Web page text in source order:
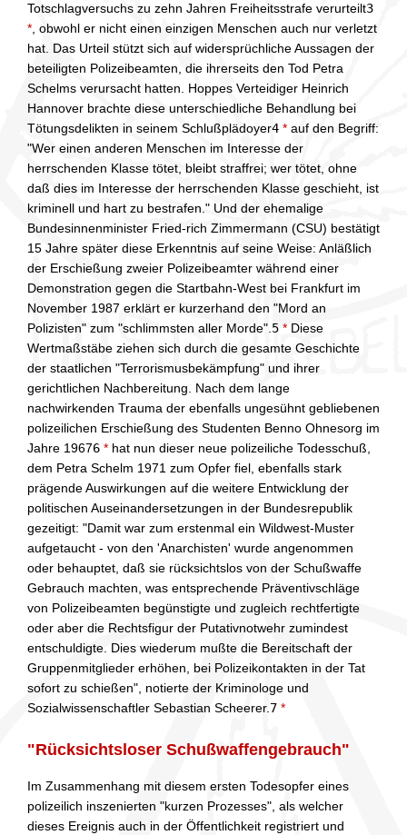
Totschlagversuchs zu zehn Jahren Freiheitsstrafe verurteilt3
*, obwohl er nicht einen einzigen Menschen auch nur verletzt
hat. Das Urteil stützt sich auf widersprüchliche Aussagen der
beteiligten Polizeibeamten, die ihrerseits den Tod Petra
Schelms verursacht hatten. Hoppes Verteidiger Heinrich
Hannover brachte diese unterschiedliche Behandlung bei
Tötungsdelikten in seinem Schlußplädoyer4 * auf den Begriff:
"Wer einen anderen Menschen im Interesse der
herrschenden Klasse tötet, bleibt straffrei; wer tötet, ohne
daß dies im Interesse der herrschenden Klasse geschieht, ist
kriminell und hart zu bestrafen." Und der ehemalige
Bundesinnenminister Fried-rich Zimmermann (CSU) bestätigt
15 Jahre später diese Erkenntnis auf seine Weise: Anläßlich
der Erschießung zweier Polizeibeamter während einer
Demonstration gegen die Startbahn-West bei Frankfurt im
November 1987 erklärt er kurzerhand den "Mord an
Polizisten" zum "schlimmsten aller Morde".5 * Diese
Wertmaßstäbe ziehen sich durch die gesamte Geschichte
der staatlichen "Terrorismusbekämpfung" und ihrer
gerichtlichen Nachbereitung. Nach dem lange
nachwirkenden Trauma der ebenfalls ungesühnt gebliebenen
polizeilichen Erschießung des Studenten Benno Ohnesorg im
Jahre 19676 * hat nun dieser neue polizeiliche Todesschuß,
dem Petra Schelm 1971 zum Opfer fiel, ebenfalls stark
prägende Auswirkungen auf die weitere Entwicklung der
politischen Auseinandersetzungen in der Bundesrepublik
gezeitigt: "Damit war zum erstenmal ein Wildwest-Muster
aufgetaucht - von den 'Anarchisten' wurde angenommen
oder behauptet, daß sie rücksichtslos von der Schußwaffe
Gebrauch machten, was entsprechende Präventivschläge
von Polizeibeamten begünstigte und zugleich rechtfertigte
oder aber die Rechtsfigur der Putativnotwehr zumindest
entschuldigte. Dies wiederum mußte die Bereitschaft der
Gruppenmitglieder erhöhen, bei Polizeikontakten in der Tat
sofort zu schießen", notierte der Kriminologe und
Sozialwissenschaftler Sebastian Scheerer.7 *
"Rücksichtsloser Schußwaffengebrauch"
Im Zusammenhang mit diesem ersten Todesopfer eines
polizeilich inszenierten "kurzen Prozesses", als welcher
dieses Ereignis auch in der Öffentlichkeit registriert und